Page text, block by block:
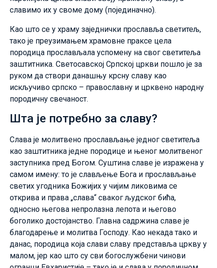
славимо их у своме дому (појединачно).
Као што се у храму заједнички прославља светитељ,
тако је преузимањем храмовне праксе цела
породица прослављала успомену на свог светитеља
заштитника. Светосавској Српској цркви пошло је за
руком да створи данашњу крсну славу као
искључиво српско – православну и црквено народну
породичну свечаност.
Шта је потребно за славу?
Слава је молитвено прослављање једног светитеља
као заштитника једне породице и њеног молитвеног
заступника пред Богом. Суштина славе је изражена у
самом имену: то је слављење Бога и прослављање
светих угодника Божијих у чијим ликовима се
открива и права „слава“ сваког људског бића,
односно његова непролазна лепота и његово
боголико достојанство. Главна садржина славе је
благодарење и молитва Господу. Као некада тако и
данас, породица која слави славу представља цркву у
малом, јер као што су сви богослужбени чинови